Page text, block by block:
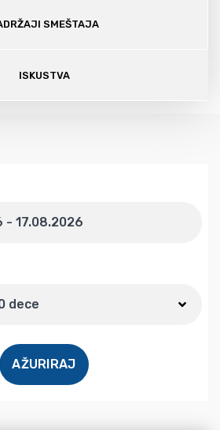
SMEŠTAJA
ISKUSTVA
dece
AŽURIRAJ